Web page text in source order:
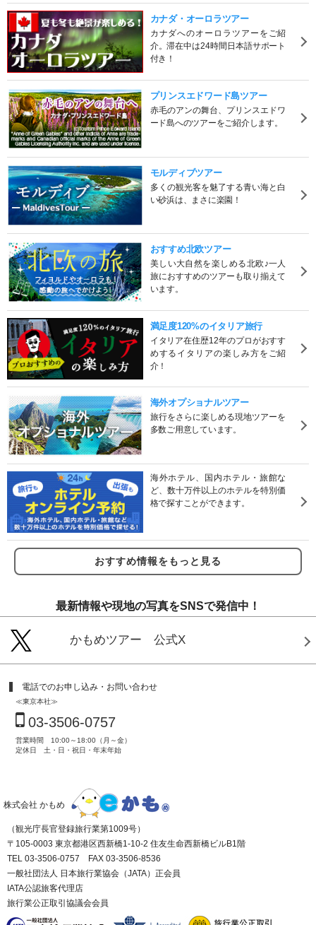
カナダ・オーロラツアー
カナダへのオーロラツアーをご紹
介。滞在中は24時間日本語サポート
付き！
プリンスエドワード島ツアー
赤毛のアンの舞台、プリンスエドワ
ード島へのツアーをご紹介します。
モルディブツアー
多くの観光客を魅了する青い海と白
い砂浜は、まさに楽園！
おすすめ北欧ツアー
美しい大自然を楽しめる北欧♪一人
旅におすすめのツアーも取り揃えて
います。
満足度120%のイタリア旅行
イタリア在住歴12年のプロがおすす
めするイタリアの楽しみ方をご紹
介！
海外オプショナルツアー
旅行をさらに楽しめる現地ツアーを
多数ご用意しています。
海外ホテル、国内ホテル・旅館な
ど、数十万件以上のホテルを特別価
格で探すことができます。
おすすめ情報をもっと見る
最新情報や現地の写真をSNSで発信中！
かもめツアー 公式X
電話でのお申し込み・お問い合わせ
≪東京本社≫
03-3506-0757
営業時間 10:00～18:00（月～金）
定休日 土・日・祝日・年末年始
株式会社 かもめ
（観光庁長官登録旅行業第1009号）
〒105-0003 東京都港区西新橋1-10-2 住友生命西新橋ビルB1階
TEL 03-3506-0757 FAX 03-3506-8536
一般社団法人 日本旅行業協会（JATA）正会員
IATA公認旅客代理店
旅行業公正取引協議会会員